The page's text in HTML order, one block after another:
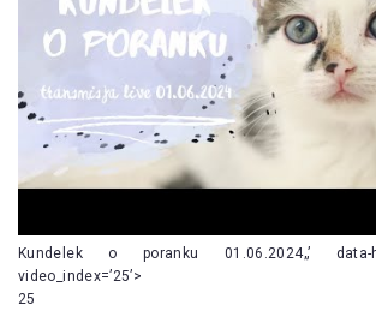
Kundelek o poranku 01.06.2024„’ data-
video_index=’25’>
25